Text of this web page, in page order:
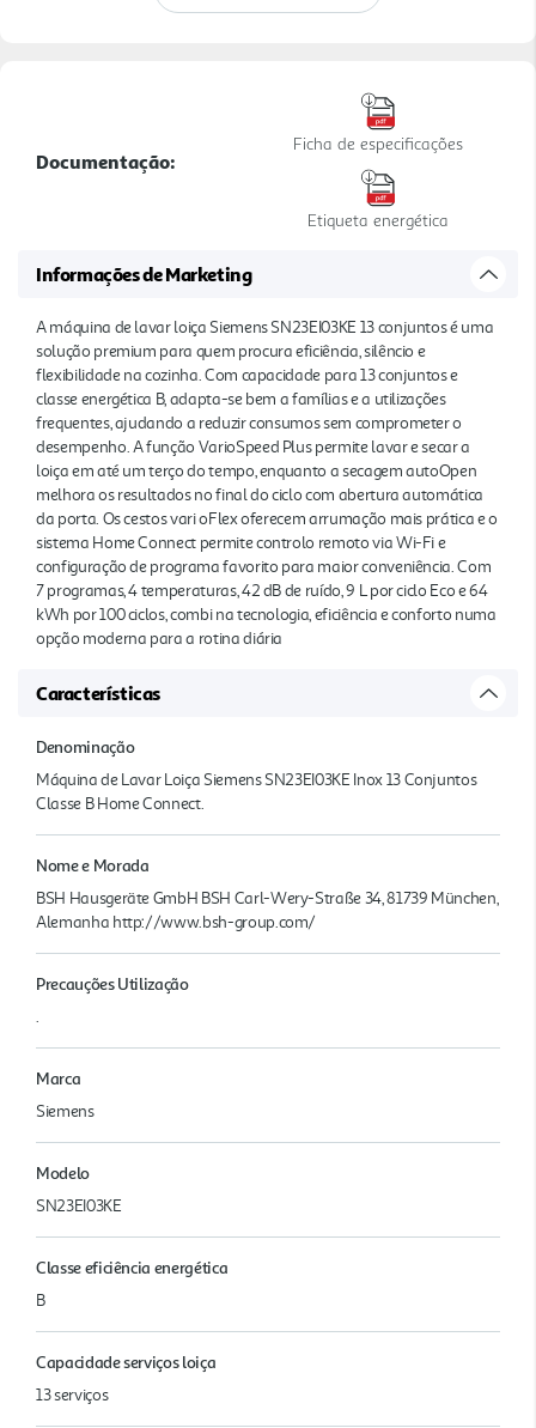
Documentação:
Ficha de especificações
Etiqueta energética
Informações de Marketing
A máquina de lavar loiça Siemens SN23EI03KE 13 conjuntos é uma
solução premium para quem procura eficiência, silêncio e
flexibilidade na cozinha. Com capacidade para 13 conjuntos e
classe energética B, adapta-se bem a famílias e a utilizações
frequentes, ajudando a reduzir consumos sem comprometer o
desempenho. A função VarioSpeed Plus permite lavar e secar a
loiça em até um terço do tempo, enquanto a secagem autoOpen
melhora os resultados no final do ciclo com abertura automática
da porta. Os cestos vari oFlex oferecem arrumação mais prática e o
sistema Home Connect permite controlo remoto via Wi-Fi e
configuração de programa favorito para maior conveniência. Com
7 programas, 4 temperaturas, 42 dB de ruído, 9 L por ciclo Eco e 64
kWh por 100 ciclos, combi na tecnologia, eficiência e conforto numa
opção moderna para a rotina diária
Características
Denominação
Máquina de Lavar Loiça Siemens SN23EI03KE Inox 13 Conjuntos
Classe B Home Connect.
Nome e Morada
BSH Hausgeräte GmbH BSH Carl-Wery-Straße 34, 81739 München,
Alemanha http://www.bsh-group.com/
Precauções Utilização
.
Marca
Siemens
Modelo
SN23EI03KE
Classe eficiência energética
B
Capacidade serviços loiça
13 serviços